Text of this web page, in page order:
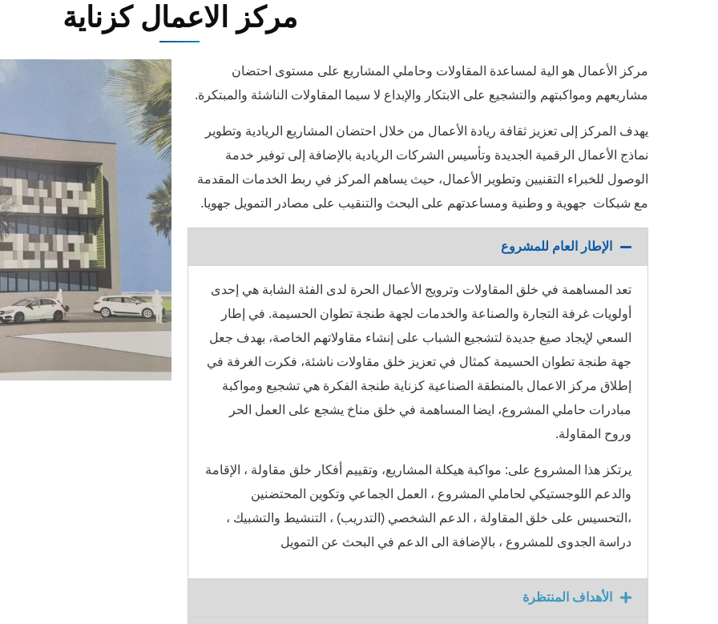
مركز الاعمال كزناية
مركز الأعمال هو الية لمساعدة المقاولات وحاملي المشاريع على مستوى احتضان
مشاريعهم ومواكبتهم والتشجيع على الابتكار والإبداع لا سيما المقاولات الناشئة والمبتكرة.
يهدف المركز إلى تعزيز ثقافة ريادة الأعمال من خلال احتضان المشاريع الريادية وتطوير
نماذج الأعمال الرقمية الجديدة وتأسيس الشركات الريادية بالإضافة إلى توفير خدمة
الوصول للخبراء التقنيين وتطوير الأعمال، حيث يساهم المركز في ربط الخدمات المقدمة
مع شبكات جهوية و وطنية ومساعدتهم على البحث والتنقيب على مصادر التمويل جهويا.
الإطار العام للمشروع
تعد المساهمة في خلق المقاولات وترويج الأعمال الحرة لدى الفئة الشابة هي إحدى
أولويات غرفة التجارة والصناعة والخدمات لجهة طنجة تطوان الحسيمة. في إطار
السعي لإيجاد صيغ جديدة لتشجيع الشباب على إنشاء مقاولاتهم الخاصة، بهدف جعل
جهة طنجة تطوان الحسيمة كمثال في تعزيز خلق مقاولات ناشئة، فكرت الغرفة في
إطلاق مركز الاعمال بالمنطقة الصناعية كزناية طنجة الفكرة هي تشجيع ومواكبة
مبادرات حاملي المشروع، ايضا المساهمة في خلق مناخ يشجع على العمل الحر
وروح المقاولة.
يرتكز هذا المشروع على: مواكبة هيكلة المشاريع، وتقييم أفكار خلق مقاولة ، الإقامة
والدعم اللوجستيكي لحاملي المشروع ، العمل الجماعي وتكوين المحتضنين
،التحسيس على خلق المقاولة ، الدعم الشخصي (التدريب) ، التنشيط والتشبيك ،
دراسة الجدوى للمشروع ، بالإضافة الى الدعم في البحث عن التمويل
الأهداف المنتظرة